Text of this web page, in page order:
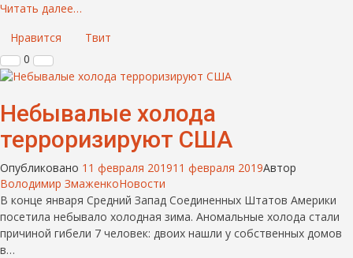
Читать далее…
Нравится
Твит
0
Небывалые холода
терроризируют США
Опубликовано 11 февраля 201911 февраля 2019Автор
Володимир ЗмаженкоНовости
В конце января Средний Запад Соединенных Штатов Америки
посетила небывало холодная зима. Аномальные холода стали
причиной гибели 7 человек: двоих нашли у собственных домов
в…